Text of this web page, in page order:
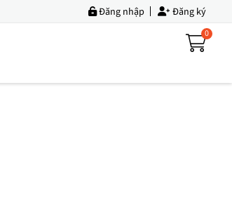
Đăng nhập Đăng ký
0